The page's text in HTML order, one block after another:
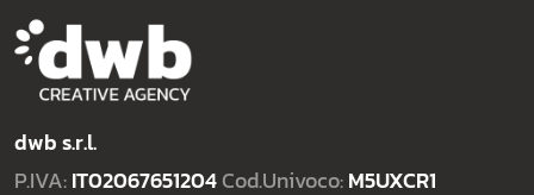
dwb s.r.l.
P.IVA:IT02067651204Cod.Univoco:M5UXCR1